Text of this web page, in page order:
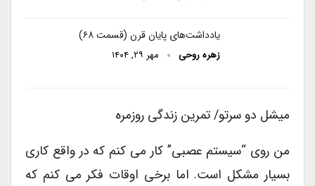
یادداشت‌های پایان قرن (قسمت ۶۸)
زهره روحی مهر ۲۹, ۱۴۰۴
میشل دو سرتو/ تمرین زندگی روزمره
من روی “سیستم عصبی” کار می کنم که در واقع کاری
بسیار مشکل است. اما برخی اوقات فکر می کنم که